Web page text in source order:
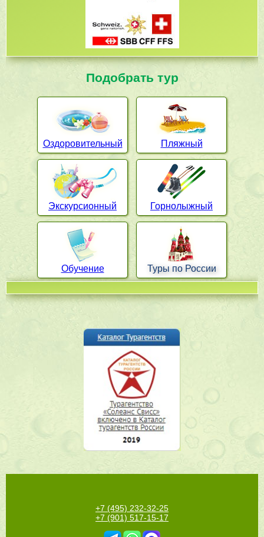
Подобрать тур
Оздоровительный Пляжный
Экскурсионный Горнолыжный
Обучение Туры по России
+7 (495) 232-32-25
+7 (901) 517-15-17